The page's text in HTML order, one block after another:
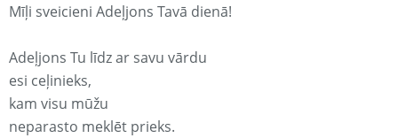
Mīļi sveicieni Adeļjons Tavā dienā!
Adeļjons Tu līdz ar savu vārdu
esi ceļinieks,
kam visu mūžu
neparasto meklēt prieks.